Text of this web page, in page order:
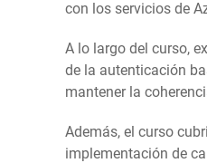
con los servicios de
A lo largo del curso,
de la autenticación
mantener la
Además, el curso
implementación de